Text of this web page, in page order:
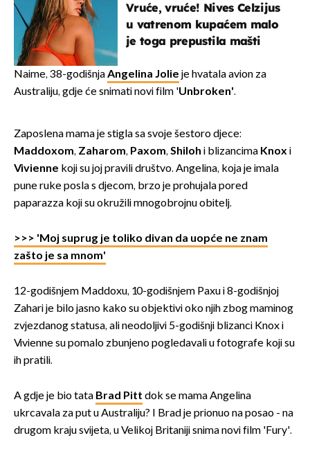
Vruće, vruće! Nives Celzijus
u vatrenom kupaćem malo
je toga prepustila mašti
Naime, 38-godišnjaAngelina Jolie je hvatala avion za
Australiju, gdje će snimati novi film 'Unbroken'.
Zaposlena mama je stigla sa svoje šestoro djece:
Maddoxom, Zaharom, Paxom,Shiloh i blizancima Knoxi
Vivienne koji su joj pravili društvo. Angelina, koja je imala
pune ruke posla s djecom, brzo je prohujala pored
paparazza koji su okružili mnogobrojnu obitelj.
>>> 'Moj suprug je toliko divan da uopće ne znam
zašto je sa mnom'
12-godišnjem Maddoxu, 10-godišnjem Paxu i 8-godišnjoj
Zahari je bilo jasno kako su objektivi oko njih zbog maminog
zvjezdanog statusa, ali neodoljivi 5-godišnji blizanci Knox i
Vivienne su pomalo zbunjeno pogledavali u fotografe koji su
ih pratili.
A gdje je bio tata Brad Pitt dok se mama Angelina
ukrcavala za put u Australiju? I Brad je prionuo na posao - na
drugom kraju svijeta, u Velikoj Britaniji snima novi film 'Fury'.